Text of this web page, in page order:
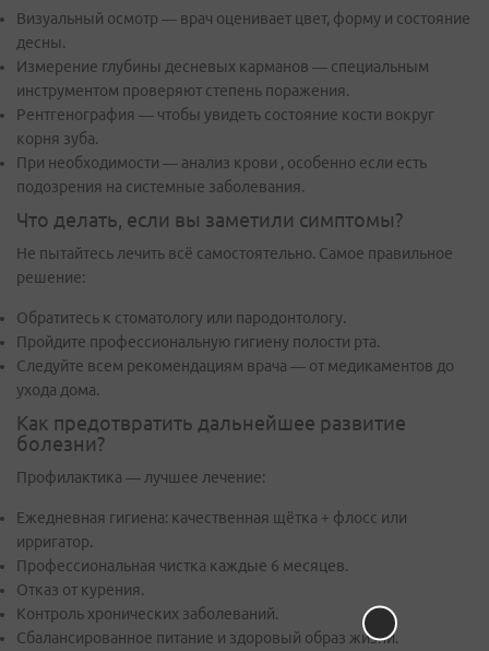
Визуальный осмотр — врач оценивает цвет, форму и состояние
десны.
Измерение глубины десневых карманов — специальным
инструментом проверяют степень поражения.
Рентгенография — чтобы увидеть состояние кости вокруг
корня зуба.
При необходимости — анализ крови , особенно если есть
подозрения на системные заболевания.
Что делать, если вы заметили симптомы?
Не пытайтесь лечить всё самостоятельно. Самое правильное
решение:
Обратитесь к стоматологу или пародонтологу.
Пройдите профессиональную гигиену полости рта.
Следуйте всем рекомендациям врача — от медикаментов до
ухода дома.
Как предотвратить дальнейшее развитие
болезни?
Профилактика — лучшее лечение:
Ежедневная гигиена: качественная щётка + флосс или
ирригатор.
Профессиональная чистка каждые 6 месяцев.
Отказ от курения.
Контроль хронических заболеваний.
Сбалансированное питание и здоровый образ жизни.